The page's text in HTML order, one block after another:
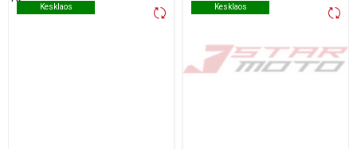
Kesklaos
Kesklaos
Kesklaos
Kesklaos